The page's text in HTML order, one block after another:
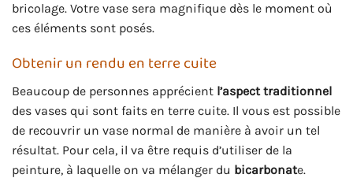
bricolage. Votre vase sera magnifique dès le moment où
ces éléments sont posés.
Obtenir un rendu en terre cuite
Beaucoup de personnes apprécient l’aspect traditionnel
des vases qui sont faits en terre cuite. Il vous est possible
de recouvrir un vase normal de manière à avoir un tel
résultat. Pour cela, il va être requis d’utiliser de la
peinture, à laquelle on va mélanger du bicarbonate.